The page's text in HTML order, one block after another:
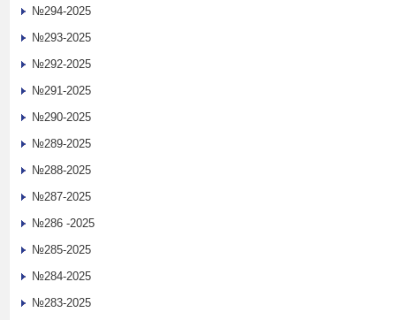
№294-2025
№293-2025
№292-2025
№291-2025
№290-2025
№289-2025
№288-2025
№287-2025
№286 -2025
№285-2025
№284-2025
№283-2025